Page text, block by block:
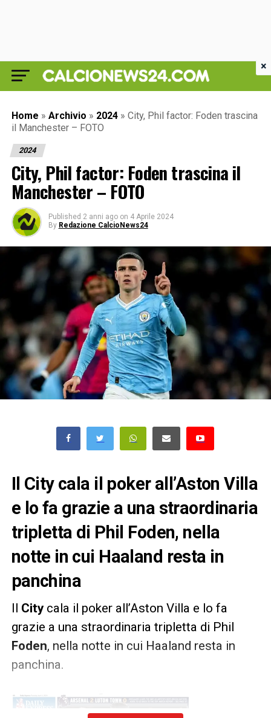
Home » Archivio » 2024 » City, Phil factor: Foden trascina
il Manchester – FOTO
2024
City, Phil factor: Foden trascina il
Manchester – FOTO
Published 2 anni ago on 4 Aprile 2024
By Redazione CalcioNews24
Il City cala il poker all’Aston Villa
e lo fa grazie a una straordinaria
tripletta di Phil Foden, nella
notte in cui Haaland resta in
panchina
Il City cala il poker all’Aston Villa e lo fa
grazie a una straordinaria tripletta di Phil
Foden, nella notte in cui Haaland resta in
panchina.
×